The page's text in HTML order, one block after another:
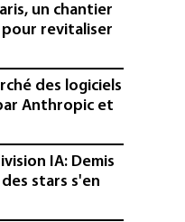
un chantier
revitaliser
des logiciels
Anthropic et
IA: Demis
des stars s'en